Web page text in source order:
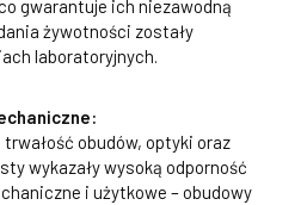
gwarantuje ich niezawodną
żywotności zostały
laboratoryjnych.
obudów, optyki oraz
wykazały wysoką odporność
i użytkowe – obudowy